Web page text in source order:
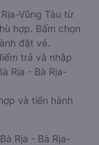
Vũng Tàu từ
hợp. Bấm chọn
đặt vé.
trả và nhập
Rịa - Bà Rịa-
và tiến hành
Rịa - Bà Rịa-